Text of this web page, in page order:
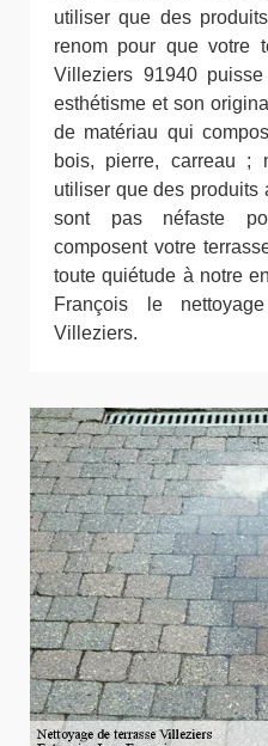
utiliser que des
renom pour que votre
Villeziers 91940
esthétisme et son
de matériau qui
bois, pierre, carreau ;
utiliser que des produits
sont pas néfaste
composent votre
toute quiétude à notre
François le
Villeziers.